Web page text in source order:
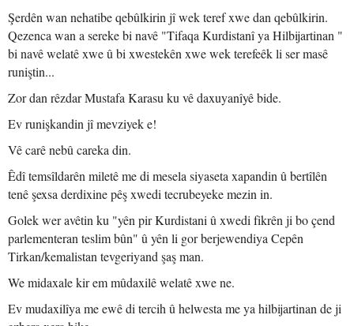
Şerdên wan nehatibe qebûlkirin jî wek teref xwe dan qebûlkirin.
Qezenca wan a sereke bi navê "Tifaqa Kurdistanî ya Hilbijartinan "
bi navê welatê xwe û bi xwestekên xwe wek terefeêk li ser masê
runiştin...
Zor dan rêzdar Mustafa Karasu ku vê daxuyanîyê bide.
Ev runişkandin jî mevziyek e!
Vê carê nebû careka din.
Êdî temsîldarên miletê me di mesela siyaseta xapandin û bertîlên
tenê şexsa derdixine pêş xwedi tecrubeyeke mezin in.
Golek wer avêtin ku "yên pir Kurdistani û xwedi fikrên ji bo çend
parlementeran teslim bûn" û yên li gor berjewendiya Cepên
Tirkan/kemalistan tevgeriyand şaş man.
We midaxale kir em mûdaxilê welatê xwe ne.
Ev mudaxilîya me ewê di tercih û helwesta me ya hilbijartinan de ji